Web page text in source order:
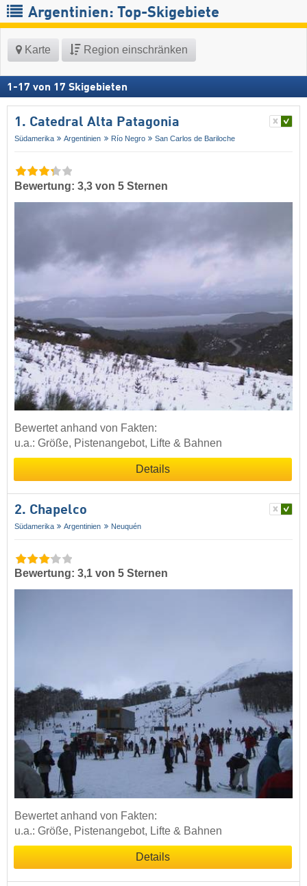
Argentinien: Top-Skigebiete
Karte Region einschränken
1 -17 von 17 Skigebieten
1. Catedral Alta Patagonia
Südamerika Argentinien Río Negro San Carlos de Bariloche
Bewertung: 3,3 von 5 Sternen
Bewertet anhand von Fakten:
u.a.: Größe, Pistenangebot, Lifte & Bahnen
Details
2. Chapelco
Südamerika Argentinien Neuquén
Bewertung: 3,1 von 5 Sternen
Bewertet anhand von Fakten:
u.a.: Größe, Pistenangebot, Lifte & Bahnen
Details